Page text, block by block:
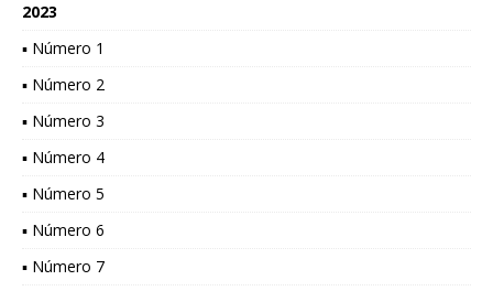
2023
▪ Número 1
▪ Número 2
▪ Número 3
▪ Número 4
▪ Número 5
▪ Número 6
▪ Número 7